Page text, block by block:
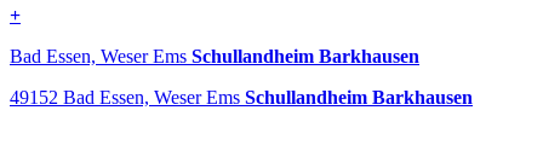
+
Bad Essen, Weser Ems Schullandheim Barkhausen
49152 Bad Essen, Weser Ems Schullandheim Barkhausen